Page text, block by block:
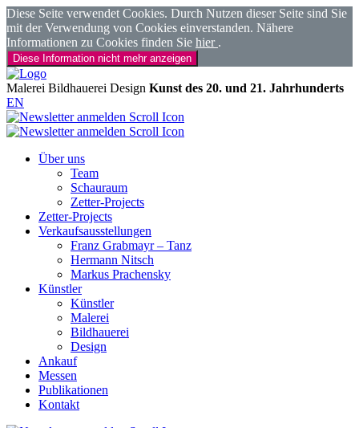
Diese Seite verwendet Cookies. Durch Nutzen dieser Seite sind Sie
mit der Verwendung von Cookies einverstanden. Nähere
Informationen zu Cookies finden Sie hier .
Diese Information nicht mehr anzeigen
Malerei Bildhauerei Design Kunst des 20. und 21. Jahrhunderts
EN
Über uns
Team
Schauraum
Zetter-Projects
Zetter-Projects
Verkaufsausstellungen
Franz Grabmayr – Tanz
Hermann Nitsch
Markus Prachensky
Künstler
Künstler
Malerei
Bildhauerei
Design
Ankauf
Messen
Publikationen
Kontakt